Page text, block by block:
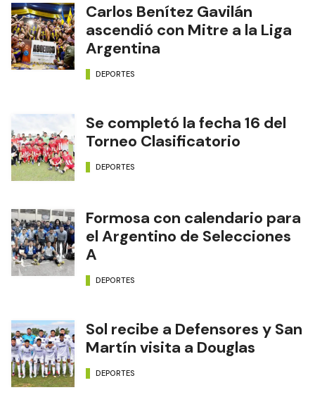
Carlos Benítez Gavilán
ascendió con Mitre a la Liga
Argentina
DEPORTES
Se completó la fecha 16 del
Torneo Clasificatorio
DEPORTES
Formosa con calendario para
el Argentino de Selecciones
A
DEPORTES
Sol recibe a Defensores y San
Martín visita a Douglas
DEPORTES